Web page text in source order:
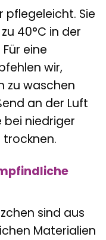
pflegeleicht. Sie
40°C in der
eine
wir,
zu waschen
an der Luft
bei niedriger
trocknen.
sind aus
Materialien